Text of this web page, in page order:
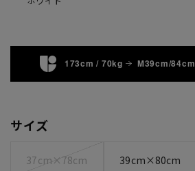
173cm / 70kg M39cm/84cm
サイズ
37cm×78cm 39cm×80cm